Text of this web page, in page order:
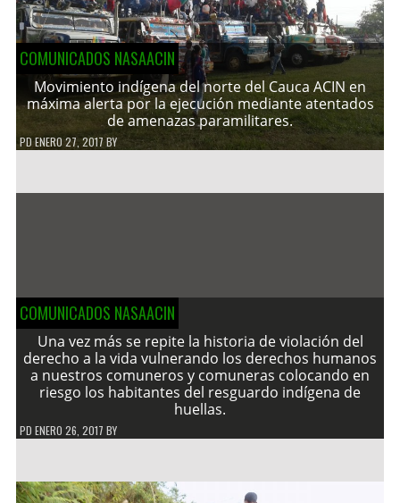
COMUNICADOS NASAACIN
Movimiento indígena del norte del Cauca ACIN en
máxima alerta por la ejecución mediante atentados
de amenazas paramilitares.
PDENERO 27, 2017 BY
COMUNICADOS NASAACIN
Una vez más se repite la historia de violación del
derecho a la vida vulnerando los derechos humanos
a nuestros comuneros y comuneras colocando en
riesgo los habitantes del resguardo indígena de
huellas.
PD ENERO 26, 2017 BY